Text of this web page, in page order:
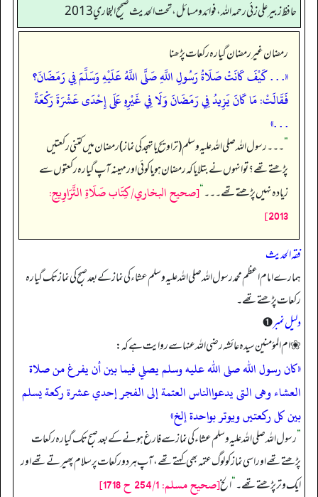
حافظ زبير على زئي رحمه الله، فوائد و مسائل، تحت الحديث صحيح البخاري 2013
رمضان غیر رمضان گیارہ رکعات پڑھنا
«. . . كَيْفَ كَانَتْ صَلَاةُ رَسُولِ اللَّهِ صَلَّى اللَّهُ عَلَيْهِ وَسَلَّمَ فِي رَمَضَانَ؟
فَقَالَتْ: مَا كَانَ يَزِيدُ فِي رَمَضَانَ وَلَا فِي غَيْرِهِ عَلَى إِحْدَى عَشْرَةَ رَكْعَةً
. . .»
”۔۔۔ رسول اللہ صلی اللہ علیہ وسلم (تراویح یا تہجد کی نماز) رمضان میں کتنی رکعتیں
پڑھتے تھے؟ تو انہوں نے بتلایا کہ رمضان ہو یا کوئی اور مہینہ آپ گیارہ رکعتوں سے
زیادہ نہیں پڑھتے تھے۔۔۔“[صحيح البخاري/كِتَاب صَلَاةِ التَّرَاوِيحِ:
2013]
فقہ الحدیث
ہمارے امام اعظم محمد رسول اللہ صلی اللہ علیہ وسلم عشاء کی نماز کے بعد صبح کی نماز تک گیارہ
رکعات پڑھتے تھے۔
دلیل نمبر➊
❀ ام المؤمنین سیدہ عائشہ رضی اللہ عنہا سے روایت ہے کہ:
«كان رسول الله صلى الله عليه وسلم يصلي فيما بين أن يفرغ من صلاة
العشاء وهى التى يدعواالناس العتمة إلى الفجر إحدي عشرة ركعة يسلم
بين كل ركعتيں ويوتر بواحدة إلخ»
”رسول اللہ صلی اللہ علیہ وسلم عشاء کی نماز سے فارغ ہونے کے بعد صبح تک گیارہ رکعات
پڑھتے تھے اور اسی نماز کو لوگ عتمہ بھی کہتے تھے، آپ ہر دو رکعات پر سلام پھیرتے تھے اور
ایک وتر پڑھتے تھے۔“الخ[صحيح مسلم: 254/1 ح 1718]